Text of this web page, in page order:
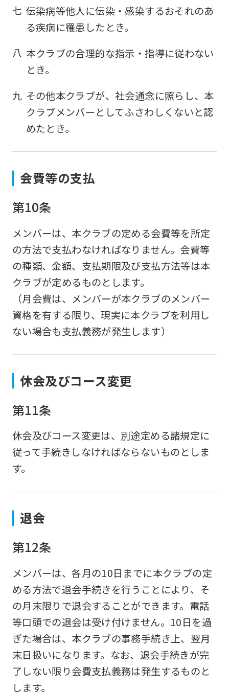
七 伝染病等他人に伝染・感染するおそれのあ
る疾病に罹患したとき。
八 本クラブの合理的な指示・指導に従わない
とき。
九 その他本クラブが、社会通念に照らし、本
クラブメンバーとしてふさわしくないと認
めたとき。
会費等の支払
第10条
メンバーは、本クラブの定める会費等を所定
の方法で支払わなければなりません。会費等
の種類、金額、支払期限及び支払方法等は本
クラブが定めるものとします。
（月会費は、メンバーが本クラブのメンバー
資格を有する限り、現実に本クラブを利用し
ない場合も支払義務が発生します）
休会及びコース変更
第11条
休会及びコース変更は、別途定める諸規定に
従って手続きしなければならないものとしま
す。
退会
第12条
メンバーは、各月の10日までに本クラブの定
める方法で退会手続きを行うことにより、そ
の月末限りで退会することができます。電話
等口頭での退会は受け付けません。10日を過
ぎた場合は、本クラブの事務手続き上、翌月
末日扱いになります。なお、退会手続きが完
了しない限り会費支払義務は発生するものと
します。
For
official
website
is
automatically
translated
into
English.
Click
link
automatic
translation)
However,
if
you
use
an
automatic
translation
service,